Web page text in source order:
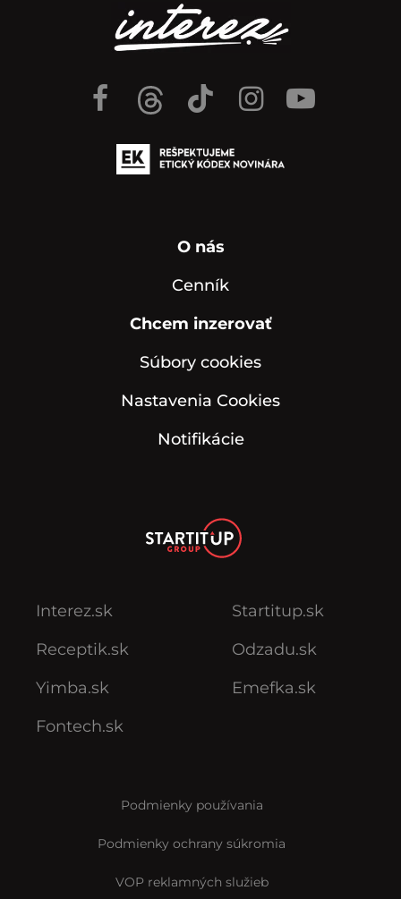
O nás
Cenník
Chcem inzerovať
Súbory cookies
Nastavenia Cookies
Notifikácie
Interez.sk
Receptik.sk
Yimba.sk
Fontech.sk
Startitup.sk
Odzadu.sk
Emefka.sk
Podmienky používania
Podmienky ochrany súkromia
VOP reklamných služieb